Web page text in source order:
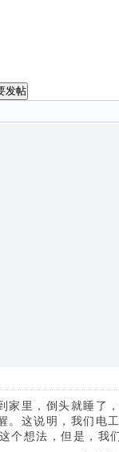
发帖
家里，倒头就睡了
。这说明，我们电
个想法，但是，我